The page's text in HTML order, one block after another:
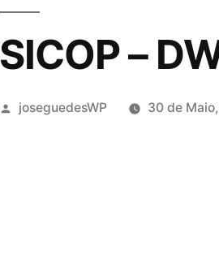
SICOP –
joseguedesWP 30 de